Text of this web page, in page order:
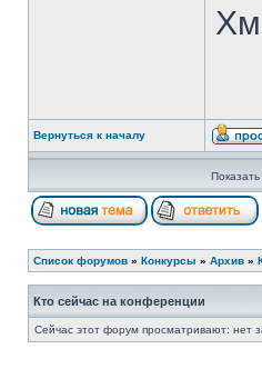
Вернуться к началу
Список форумов » Конкурсы » Архив »
Кто сейчас на конференции
Сейчас этот форум просматривают: нет